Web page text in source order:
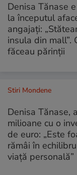
Denisa Tănase
la începutul
angajați:
insula din mall”.
făceau părinții
Stiri Mondene
Denisa Tănase,
milioane cu o
de euro: „Este
rămâi în
viață personală”